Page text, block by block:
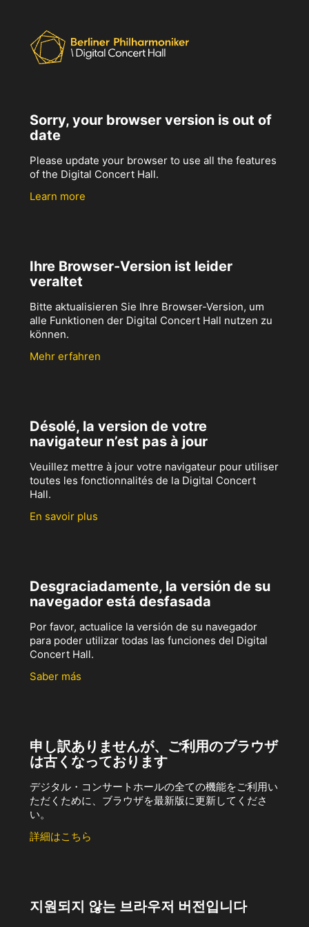
Sorry, your browser version is out of
date
Please update your browser to use all the features
of the Digital Concert Hall.
Learn more
Ihre Browser-Version ist leider
veraltet
Bitte aktualisieren Sie Ihre Browser-Version, um
alle Funktionen der Digital Concert Hall nutzen zu
können.
Mehr erfahren
Désolé, la version de votre
navigateur n’est pas à jour
Veuillez mettre à jour votre navigateur pour utiliser
toutes les fonctionnalités de la Digital Concert
Hall.
En savoir plus
Desgraciadamente, la versión de su
navegador está desfasada
Por favor, actualice la versión de su navegador
para poder utilizar todas las funciones del Digital
Concert Hall.
Saber más
申し訳ありませんが、ご利用のブラウザ
は古くなっております
デジタル・コンサートホールの全ての機能をご利用い
ただくために、ブラウザを最新版に更新してくださ
い。
詳細はこちら
지원되지 않는 브라우저 버전입니다